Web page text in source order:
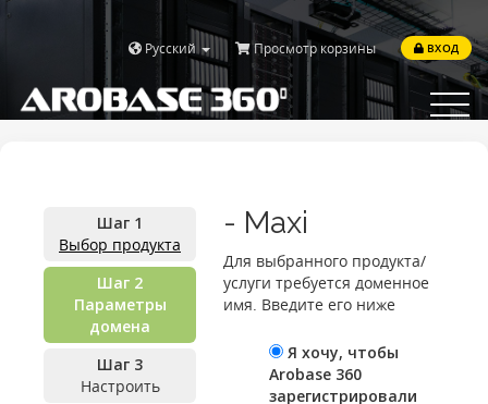
Русский Просмотр корзины ВХОД
Toggle
Шаг 1
Выбор продукта
Шаг 2
Параметры
домена
Шаг 3
Настроить
- Maxi
Для выбранного продукта/
услуги требуется доменное
имя. Введите его ниже
Я хочу, чтобы
Arobase 360
зарегистрировали